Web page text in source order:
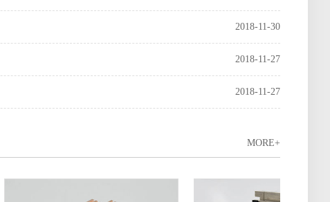
2018-11-30
2018-11-27
2018-11-27
MORE+